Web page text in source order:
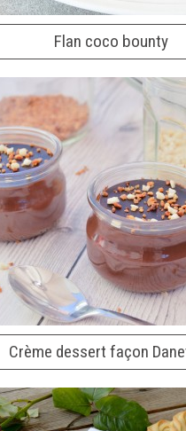
Flan coco bounty
Crème dessert façon